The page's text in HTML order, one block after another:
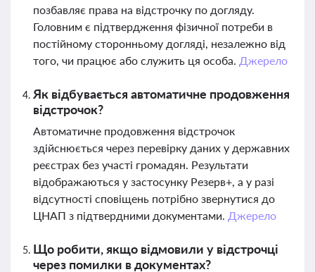
позбавляє права на відстрочку по догляду.
Головним є підтвердження фізичної потреби в
постійному сторонньому догляді, незалежно від
того, чи працює або служить ця особа. Джерело
Як відбувається автоматичне продовження
відстрочок?
Автоматичне продовження відстрочок
здійснюється через перевірку даних у державних
реєстрах без участі громадян. Результати
відображаються у застосунку Резерв+, а у разі
відсутності сповіщень потрібно звернутися до
ЦНАП з підтвердними документами. Джерело
Що робити, якщо відмовили у відстрочці
через помилки в документах?